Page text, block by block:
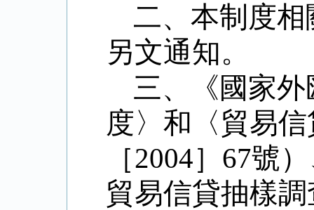
二、本制度
另文通知。
三、《國家
度〉和〈貿易
［2004］ 67號
貿易信貸抽樣